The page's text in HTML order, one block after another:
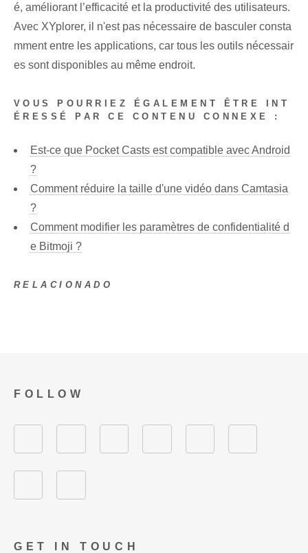
é, améliorant l’efficacité et la productivité des utilisateurs.
Avec XYplorer, il n'est pas nécessaire de basculer consta
mment entre les applications, car tous les outils nécessair
es sont disponibles au même endroit.
VOUS POURRIEZ ÉGALEMENT ÊTRE INT
ÉRESSÉ PAR CE CONTENU CONNEXE :
Est-ce que Pocket Casts est compatible avec Android
?
Comment réduire la taille d'une vidéo dans Camtasia
?
Comment modifier les paramètres de confidentialité d
e Bitmoji ?
RELACIONADO
GET IN TOUCH
FOLLOW